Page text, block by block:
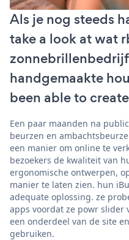
Als je nog steeds
take a look at wat
handgemaakte
been able to
Een paar maanden na
beurzen en
een manier om online te
bezoekers de kwaliteit van
ergonomische ontwerpen,
manier te laten zien. hun
adequate oplossing. ze
apps voordat ze powr slider
een onderdeel van de site
gebruiken.